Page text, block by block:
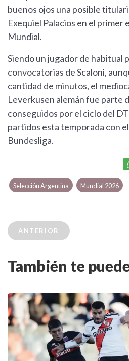
buenos ojos una posible
Exequiel Palacios en el
Mundial.
Siendo un jugador de habitual
convocatorias de Scaloni,
cantidad de minutos, el
Leverkusen alemán fue parte
conseguidos por el ciclo del
partidos esta temporada con
Bundesliga.
Selección Argentina Mundial 2026
ANTERIOR
También te